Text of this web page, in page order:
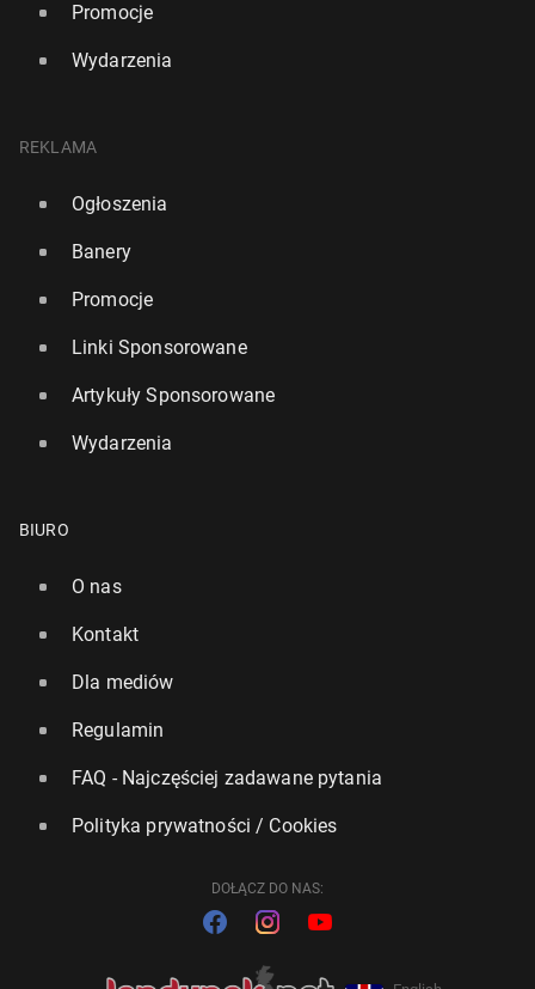
Promocje
Wydarzenia
REKLAMA
Ogłoszenia
Banery
Promocje
Linki Sponsorowane
Artykuły Sponsorowane
Wydarzenia
BIURO
O nas
Kontakt
Dla mediów
Regulamin
FAQ - Najczęściej zadawane pytania
Polityka prywatności / Cookies
DOŁĄCZ DO NAS: